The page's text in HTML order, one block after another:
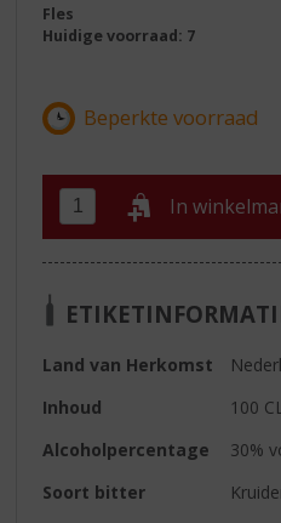
Fles
Huidige voorraad: 7
In
Land van Herkomst
Inhoud
100 CL
Alcoholpercentage
30%
Soort bitter